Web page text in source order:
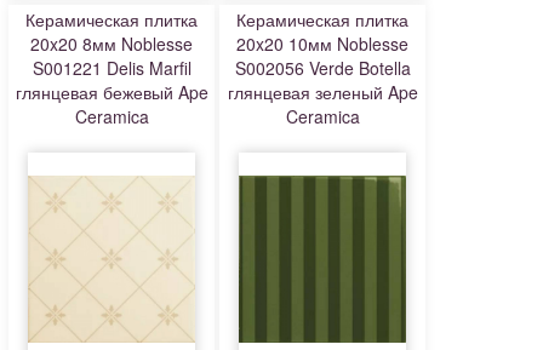
Керамическая плитка
20x20 8мм Noblesse
S001221 Delis Marfil
глянцевая бежевый Ape
Ceramica
Керамическая плитка
20x20 10мм Noblesse
S002056 Verde Botella
глянцевая зеленый Ape
Ceramica